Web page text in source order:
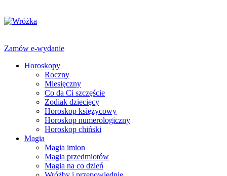
Zamów e-wydanie
Horoskopy
Roczny
Miesięczny
Co da Ci szczęście
Zodiak dziecięcy
Horoskop księżycowy
Horoskop numerologiczny
Horoskop chiński
Magia
Magia imion
Magia przedmiotów
Magia na co dzień